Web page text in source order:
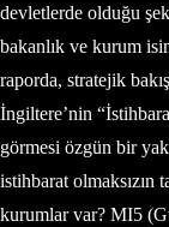
devletlerde olduğu
bakanlık ve kurum
raporda, stratejik
İngiltere’nin
görmesi özgün bir
istihbarat olmaksızın
kurumlar var? MI5